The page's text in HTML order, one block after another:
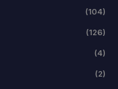
(104)
(126)
(4)
(2)